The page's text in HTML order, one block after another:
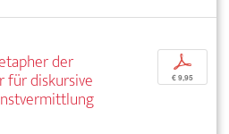
der
für diskursive
p
€ 9,95